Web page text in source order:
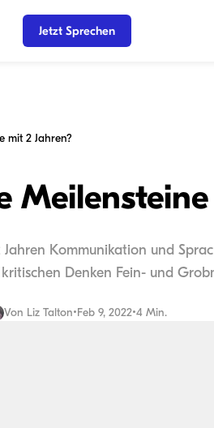
Jetzt Sprechen
mit 2 Jahren?
Kommunikation und
Denken Fein- und
Von Liz Talton•Feb 9, 2022•4 Min.